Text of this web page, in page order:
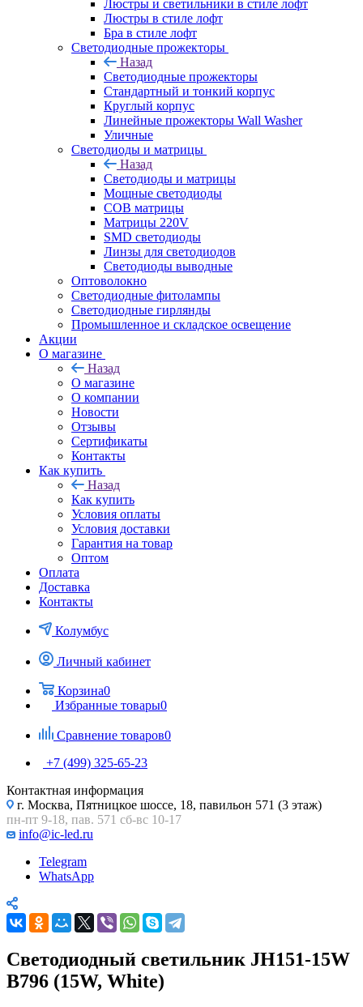
Люстры и светильники в стиле лофт
Люстры в стиле лофт
Бра в стиле лофт
Светодиодные прожекторы
Назад
Светодиодные прожекторы
Стандартный и тонкий корпус
Круглый корпус
Линейные прожекторы Wall Washer
Уличные
Светодиоды и матрицы
Назад
Светодиоды и матрицы
Мощные светодиоды
COB матрицы
Матрицы 220V
SMD светодиоды
Линзы для светодиодов
Светодиоды выводные
Оптоволокно
Светодиодные фитолампы
Светодиодные гирлянды
Промышленное и складское освещение
Акции
О магазине
Назад
О магазине
О компании
Новости
Отзывы
Сертификаты
Контакты
Как купить
Назад
Как купить
Условия оплаты
Условия доставки
Гарантия на товар
Оптом
Оплата
Доставка
Контакты
Колумбус
Личный кабинет
Корзина0
Избранные товары0
Сравнение товаров0
+7 (499) 325-65-23
Контактная информация
г. Москва, Пятницкое шоссе, 18, павильон 571 (3 этаж)
пн-пт 9-18, пав. 571 сб-вс 10-17
info@ic-led.ru
Telegram
WhatsApp
Светодиодный светильник JH151-15W
B796 (15W, White)